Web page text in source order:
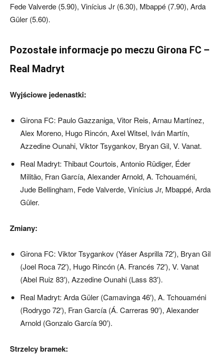
Fede Valverde (5.90), Vinícius Jr (6.30), Mbappé (7.90), Arda
Güler (5.60).
Pozostałe informacje po meczu Girona FC –
Real Madryt
Wyjściowe jedenastki:
Girona FC: Paulo Gazzaniga, Vitor Reis, Arnau Martínez,
Alex Moreno, Hugo Rincón, Axel Witsel, Iván Martín,
Azzedine Ounahi, Viktor Tsygankov, Bryan Gil, V. Vanat.
Real Madryt: Thibaut Courtois, Antonio Rüdiger, Éder
Militão, Fran García, Alexander Arnold, A. Tchouaméni,
Jude Bellingham, Fede Valverde, Vinícius Jr, Mbappé, Arda
Güler.
Zmiany:
Girona FC: Viktor Tsygankov (Yáser Asprilla 72′), Bryan Gil
(Joel Roca 72′), Hugo Rincón (A. Francés 72′), V. Vanat
(Abel Ruiz 83′), Azzedine Ounahi (Lass 83′).
Real Madryt: Arda Güler (Camavinga 46′), A. Tchouaméni
(Rodrygo 72′), Fran García (Á. Carreras 90′), Alexander
Arnold (Gonzalo García 90′).
Strzelcy bramek: